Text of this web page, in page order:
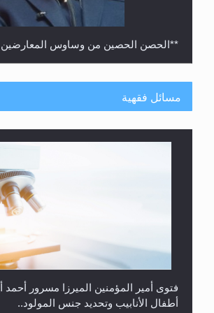
**الحصن الحصين من وساوس
مسائل فقهية
فتوى أمير المؤمنين الميرزا مسرور أحمد
أطفال الأنابيب وتحديد جنس المولود..